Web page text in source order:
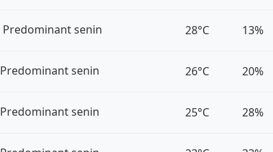
Predominant senin 28°C 13%
Predominant senin 26°C 20%
Predominant senin 25°C 28%